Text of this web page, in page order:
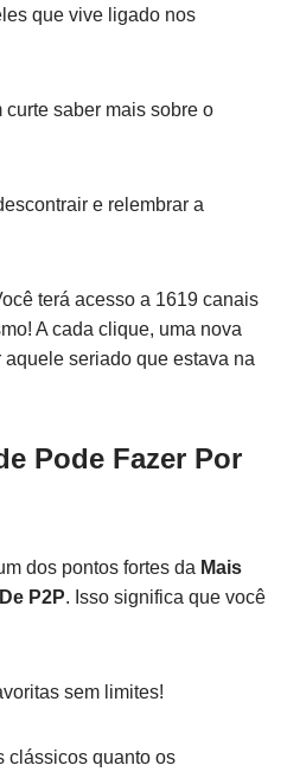
que vive ligado nos
curte saber mais sobre o
e relembrar a
terá acesso a 1619 canais
A cada clique, uma nova
seriado que estava na
Pode Fazer Por
dos pontos fortes da Mais
P2P. Isso significa que você
sem limites!
clássicos quanto os